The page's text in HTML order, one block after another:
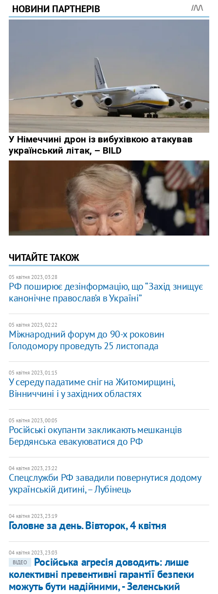
ЧИТАЙТЕ ТАКОЖ
05 квітня 2023, 03:28
РФ поширює дезінформацію, що “Захід знищує
канонічне православ’я в Україні”
05 квітня 2023, 02:22
Міжнародний форум до 90-х роковин
Голодомору проведуть 25 листопада
05 квітня 2023, 01:15
У середу падатиме сніг на Житомирщині,
Вінниччині і у західних областях
05 квітня 2023, 00:05
Російські окупанти закликають мешканців
Бердянська евакуюватися до РФ
04 квітня 2023, 23:22
Спецслужби РФ завадили повернутися додому
українській дитині, – Лубінець
04 квітня 2023, 23:19
Головне за день. Вівторок, 4 квітня
04 квітня 2023, 23:03
ВІДЕО
Російська агресія доводить: лише
колективні превентивні гарантії безпеки
можуть бути надійними, - Зеленський